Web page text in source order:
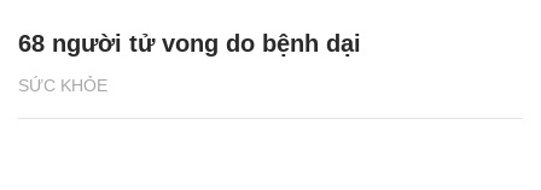
SỨC KHỎE
68 người tử vong do bệnh dại